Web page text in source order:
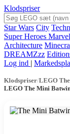
Klodspriser
Star Wars City
Super Heroes Marvel
Architecture
DREAMZzz
Log ind |
Klodspriser/LEGO
LEGO The Mini